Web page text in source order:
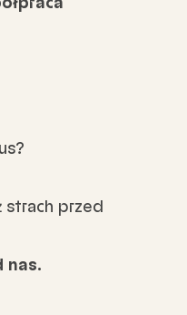
strach przed
nas.